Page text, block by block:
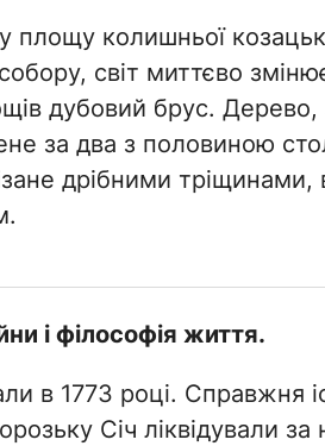
площу колишньої
світ миттєво
дубовий брус. Дерево,
за два з половиною
дрібними тріщинами,
і філософія життя.
в 1773 році. Справжня
Січ ліквідували за